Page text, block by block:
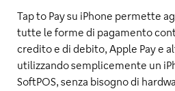
Tap to Pay su iPhone permette
tutte le forme di pagamento
credito e di debito, Apple Pay e
utilizzando semplicemente un
SoftPOS, senza bisogno di